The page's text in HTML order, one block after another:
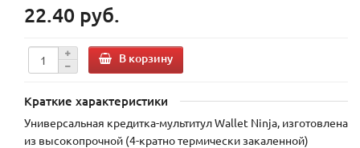
22.40 руб.
В корзину
Краткие характеристики
Универсальная кредитка-мультитул Wallet Ninja, изготовлена
из высокопрочной (4-кратно термически закаленной)